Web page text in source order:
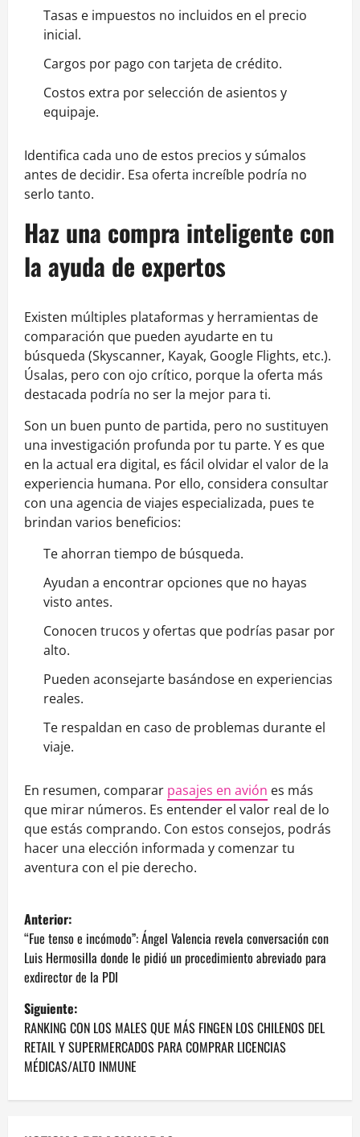
Tasas e impuestos no incluidos en el precio
inicial.
Cargos por pago con tarjeta de crédito.
Costos extra por selección de asientos y
equipaje.
Identifica cada uno de estos precios y súmalos
antes de decidir. Esa oferta increíble podría no
serlo tanto.
Haz una compra inteligente con
la ayuda de expertos
Existen múltiples plataformas y herramientas de
comparación que pueden ayudarte en tu
búsqueda (Skyscanner, Kayak, Google Flights, etc.).
Úsalas, pero con ojo crítico, porque la oferta más
destacada podría no ser la mejor para ti.
Son un buen punto de partida, pero no sustituyen
una investigación profunda por tu parte. Y es que
en la actual era digital, es fácil olvidar el valor de la
experiencia humana. Por ello, considera consultar
con una agencia de viajes especializada, pues te
brindan varios beneficios:
Te ahorran tiempo de búsqueda.
Ayudan a encontrar opciones que no hayas
visto antes.
Conocen trucos y ofertas que podrías pasar por
alto.
Pueden aconsejarte basándose en experiencias
reales.
Te respaldan en caso de problemas durante el
viaje.
En resumen, comparar pasajes en avión es más
que mirar números. Es entender el valor real de lo
que estás comprando. Con estos consejos, podrás
hacer una elección informada y comenzar tu
aventura con el pie derecho.
N
a
v
e
g
a
Anterior:
“Fue tenso e incómodo”: Ángel Valencia revela conversación con
Luis Hermosilla donde le pidió un procedimiento abreviado para
exdirector de la PDI
Siguiente:
RANKING CON LOS MALES QUE MÁS FINGEN LOS CHILENOS DEL
RETAIL Y SUPERMERCADOS PARA COMPRAR LICENCIAS
MÉDICAS/ALTO INMUNE